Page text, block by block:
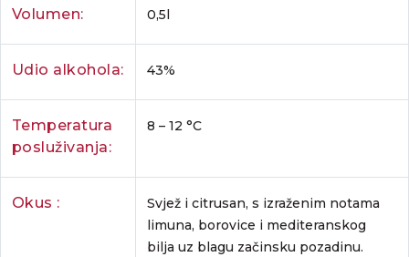
Volumen: 0,5l
Udio alkohola: 43%
Temperatura
posluživanja:
8 – 12 °C
Okus :
Svjež i citrusan, s izraženim notama
limuna, borovice i mediteranskog
bilja uz blagu začinsku pozadinu.